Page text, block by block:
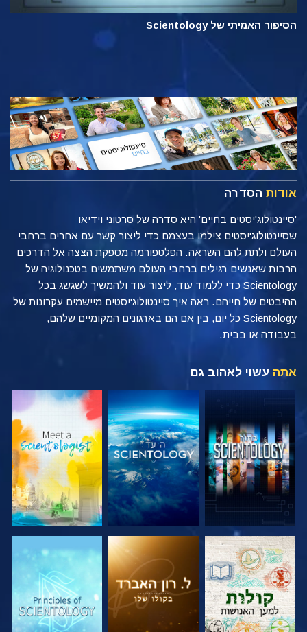
הסיפור האמיתי של Scientology
אודות הסדרה
'סיינטולוג'יסטים בחיים' היא סדרה של סרטוני וידיאו
שסיינטולוג'יסטים צילמו בעצמם כדי ליצור קשר עם אחרים ברחבי
העולם ולתת להם השראה. הפלטפורמה מספקת הצצה אל הדרכים
הרבות שאנשים רגילים ברחבי העולם משתמשים בטכנולוגיה של
Scientology כדי ללמוד עוד, ליצור עוד ולהמשיך לשגשג בכל
ההיבטים של חייהם. ראה איך סיינטולוג'יסטים מיישמים עקרונות של
Scientology כל יום, בין אם הם בארגונים המקומיים שלהם,
בעבודה או בבית.
אתה עשוי לאהוב גם
בדוק את הסדרה בדוק את הסדרה בדוק את הסדרה